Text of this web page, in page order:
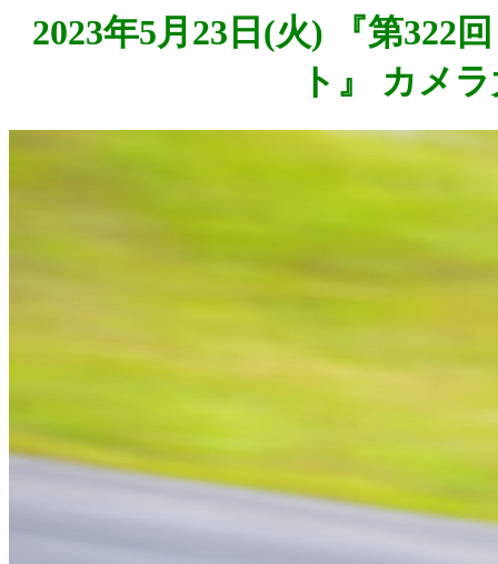
2023年5月23日(火) 『第322
ト』 カメ